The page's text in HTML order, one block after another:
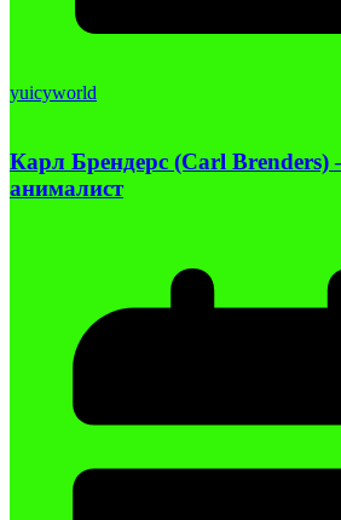
yuicyworld
Карл Брендерс (Carl
анималист